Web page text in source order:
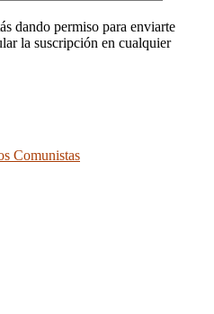
dando permiso para enviarte
la suscripción en cualquier
Comunistas